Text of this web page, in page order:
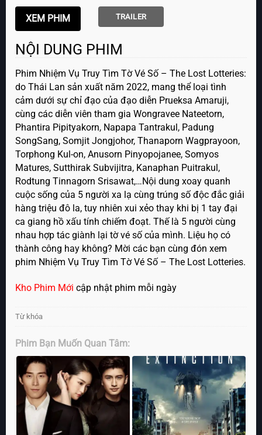
TRAILER
NỘI DUNG PHIM
Phim Nhiệm Vụ Truy Tìm Tờ Vé Số – The Lost Lotteries:
do Thái Lan sản xuất năm 2022, mang thể loại tình
cảm dưới sự chỉ đạo của đạo diễn Prueksa Amaruji,
cùng các diễn viên tham gia Wongravee Nateetorn,
Phantira Pipityakorn, Napapa Tantrakul, Padung
SongSang, Somjit Jongjohor, Thanaporn Wagprayoon,
Torphong Kul-on, Anusorn Pinyopojanee, Somyos
Matures, Sutthirak Subvijitra, Kanaphan Puitrakul,
Rodtung Tinnagorn Srisawat,…Nội dung xoay quanh
cuộc sống của 5 người xa lạ cùng trúng số độc đắc giải
hàng triệu đô la, tuy nhiên xui xẻo thay khi bị 1 tay đại
ca giang hồ xấu tính chiếm đoạt. Thế là 5 người cùng
nhau hợp tác giành lại tờ vé số của mình. Liệu họ có
thành công hay không? Mời các bạn cùng đón xem
phim Nhiệm Vụ Truy Tìm Tờ Vé Số – The Lost Lotteries.
Kho Phim Mới cập nhật phim mỗi ngày
Từ khóa
Phim Bạn Muốn Quan Tâm: